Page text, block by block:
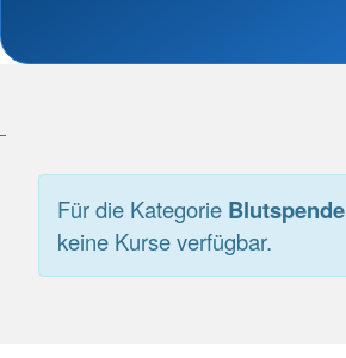
Für die Kategorie Blutspende
keine Kurse verfügbar.